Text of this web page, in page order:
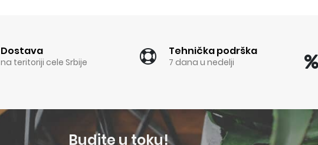
Dostava
na teritoriji cele Srbije
Tehnička podrška
7 dana u nedelji
Budite u toku!